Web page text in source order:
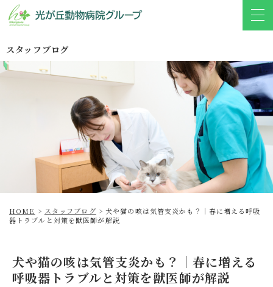
スタッフブログ
HOME > スタッフブログ >犬や猫の咳は気管支炎かも？｜春に増える呼吸
器トラブルと対策を獣医師が解説
犬や猫の咳は気管支炎かも？｜春に増える
呼吸器トラブルと対策を獣医師が解説